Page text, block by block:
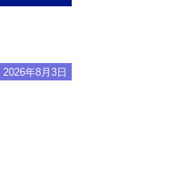
2026年8月3日